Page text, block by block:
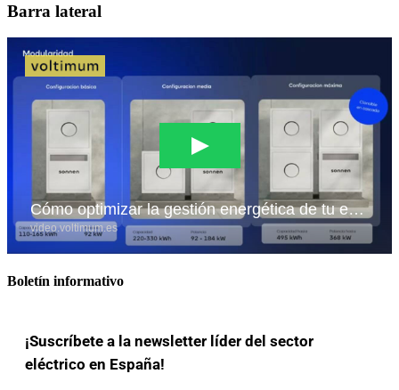
Barra lateral
Boletín informativo
¡Suscríbete a la newsletter líder del sector
eléctrico en España!